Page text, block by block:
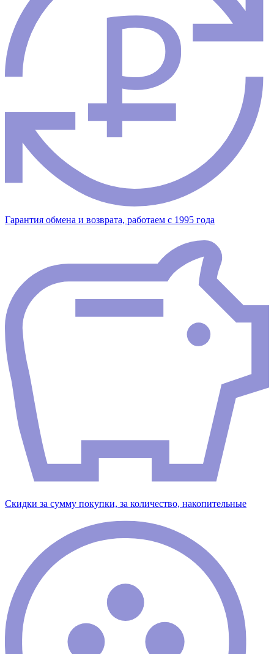
Гарантия обмена и возврата, работаем с 1995 года
Скидки за сумму покупки, за количество, накопительные